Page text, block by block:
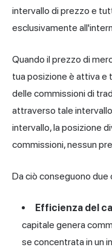
intervallo di prezzo e
esclusivamente
Quando il prezzo di
tua posizione è attiva e
delle commissioni di
attraverso tale
intervallo, la posizione
commissioni, nessun
Da ciò conseguono due
Efficienza del
capitale genera
se concentrata in un